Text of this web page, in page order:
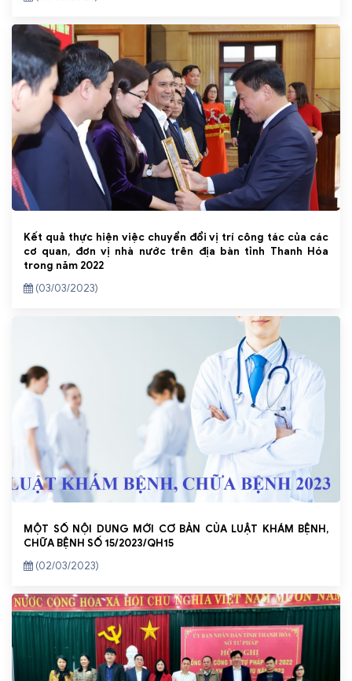
Kết quả thực hiện việc chuyển đổi vị trí công tác của các
cơ quan, đơn vị nhà nước trên địa bàn tỉnh Thanh Hóa
trong năm 2022
(03/03/2023)
MỘT SỐ NỘI DUNG MỚI CƠ BẢN CỦA LUẬT KHÁM BỆNH,
CHỮA BỆNH SỐ 15/2023/QH15
(02/03/2023)